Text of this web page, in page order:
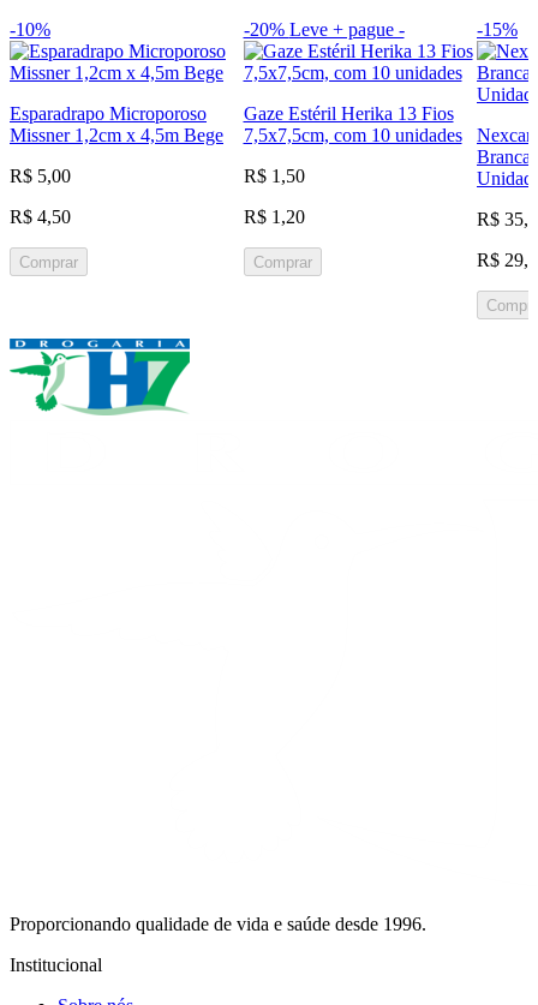
-10%
Esparadrapo Microporoso
Missner 1,2cm x 4,5m Bege
R$ 5,00
R$ 4,50
Comprar
-20% Leve + pague -
Gaze Estéril Herika 13 Fios
7,5x7,5cm, com 10 unidades
R$ 1,50
R$ 1,20
Comprar
-15%
Branca
R$
R$
Proporcionando qualidade de vida e saúde desde 1996.
Institucional